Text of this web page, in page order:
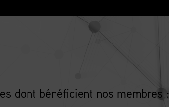
dont bénéficient nos membres :